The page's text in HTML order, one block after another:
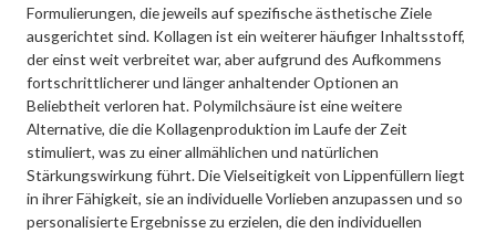
Formulierungen, die jeweils auf spezifische ästhetische Ziele
ausgerichtet sind. Kollagen ist ein weiterer häufiger Inhaltsstoff,
der einst weit verbreitet war, aber aufgrund des Aufkommens
fortschrittlicherer und länger anhaltender Optionen an
Beliebtheit verloren hat. Polymilchsäure ist eine weitere
Alternative, die die Kollagenproduktion im Laufe der Zeit
stimuliert, was zu einer allmählichen und natürlichen
Stärkungswirkung führt. Die Vielseitigkeit von Lippenfüllern liegt
in ihrer Fähigkeit, sie an individuelle Vorlieben anzupassen und so
personalisierte Ergebnisse zu erzielen, die den individuellen